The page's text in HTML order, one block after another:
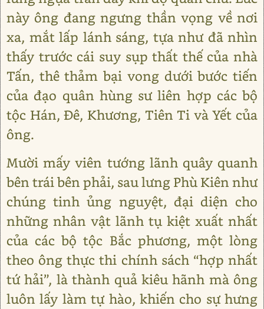
này ông đang ngưng thần vọng về nơi
xa, mắt lấp lánh sáng, tựa như đã nhìn
thấy trước cái suy sụp thất thế của nhà
Tấn, thê thảm bại vong dưới bước tiến
của đạo quân hùng sư liên hợp các bộ
tộc Hán, Đê, Khương, Tiên Ti và Yết của
ông.
Mười mấy viên tướng lãnh quây quanh
bên trái bên phải, sau lưng Phù Kiên như
chúng tinh ủng nguyệt, đại diện cho
những nhân vật lãnh tụ kiệt xuất nhất
của các bộ tộc Bắc phương, một lòng
theo ông thực thi chính sách “hợp nhất
tứ hải”, là thành quả kiêu hãnh mà ông
luôn lấy làm tự hào, khiến cho sự hưng